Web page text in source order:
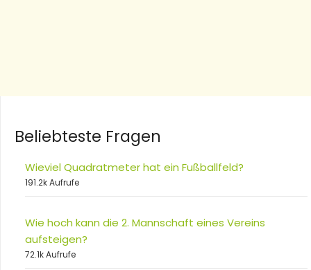
Beliebteste Fragen
Wieviel Quadratmeter hat ein Fußballfeld?
191.2k Aufrufe
Wie hoch kann die 2. Mannschaft eines Vereins
aufsteigen?
72.1k Aufrufe